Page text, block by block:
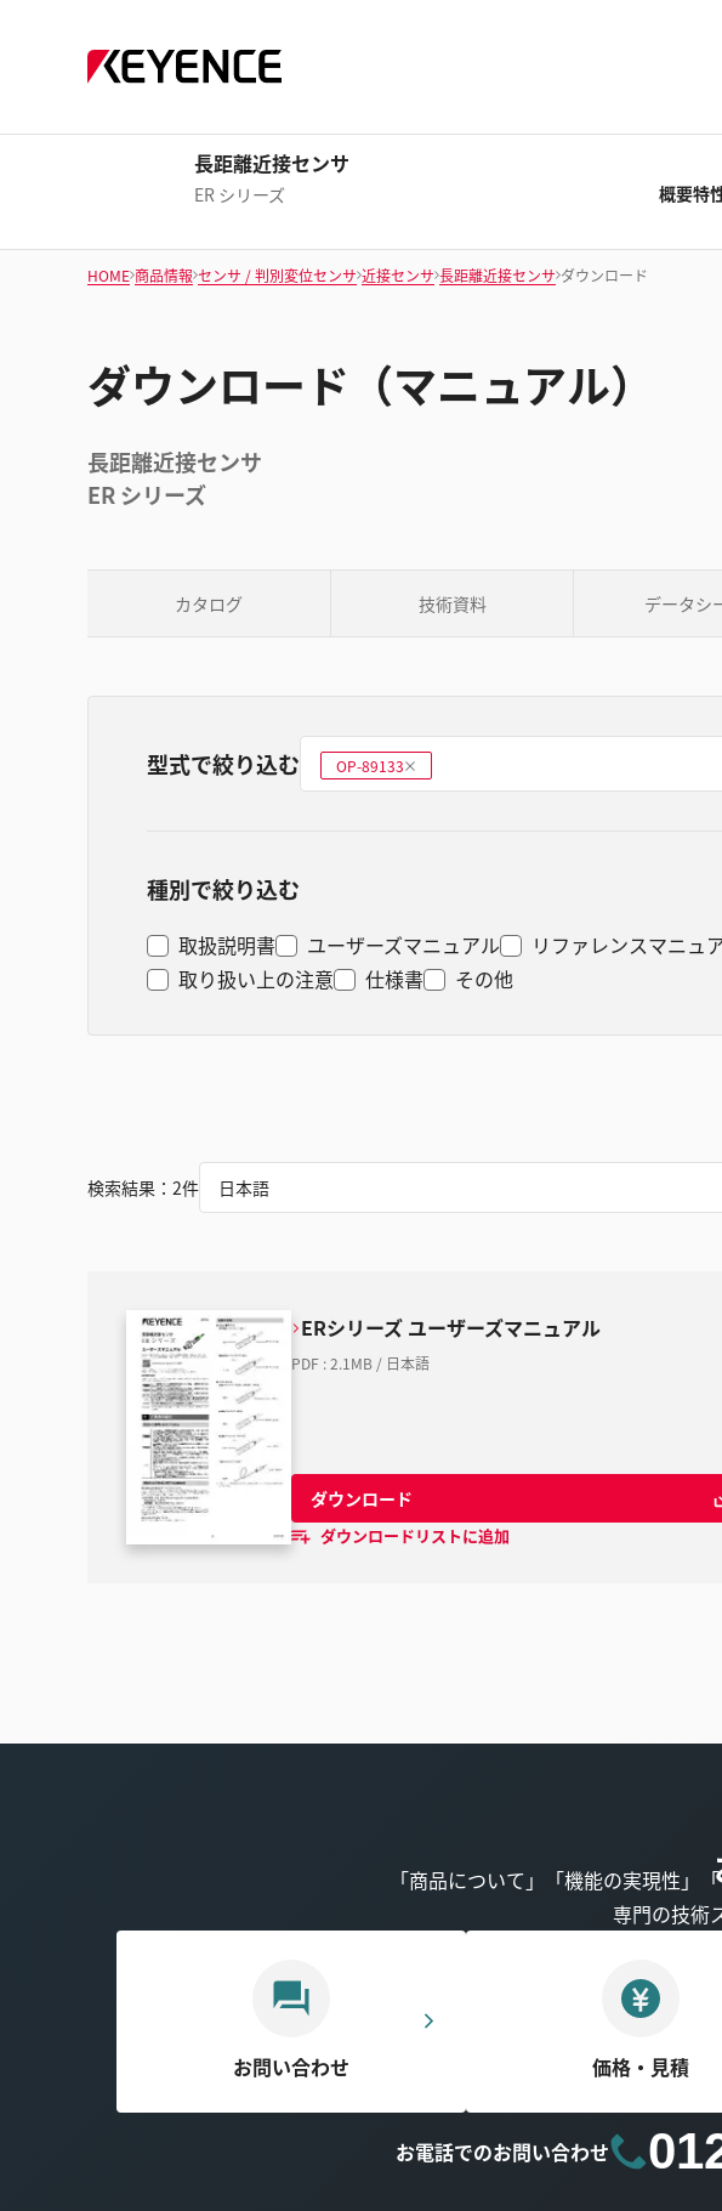
長距離近接センサ
ER シリーズ 概要特
HOME 商品情報 センサ / 判別変位センサ 近接センサ 長距離近接センサ ダウンロード
ダウンロード（マニュアル）
長距離近接センサ
ER シリーズ
カタログ 技術資料 データシ
型式で絞り込む 型式を選ぶ
OP-89133削
除
種別で絞り込む
取扱説明書 ユーザーズマニュアル リファレンスマニュ
取り扱い上の注意
仕様書 その他
検索結果： 2件 日本語
ERシリーズ ユーザーズマニュアル
PDF :2.1MB / 日本語
ダウンロード
ダウンロードリストに追加
「商品について」「機能の実現性」
専門の技術
お問い合わせ 価格・見積
お電話でのお問い合わせ